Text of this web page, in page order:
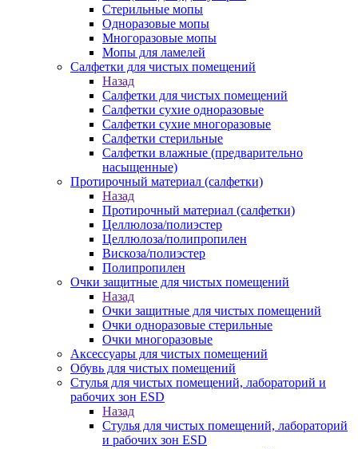
Стерильные мопы
Одноразовые мопы
Многоразовые мопы
Мопы для ламелей
Салфетки для чистых помещений
Назад
Салфетки для чистых помещений
Салфетки сухие одноразовые
Салфетки сухие многоразовые
Салфетки стерильные
Салфетки влажные (предварительно
насыщенные)
Протирочный материал (салфетки)
Назад
Протирочный материал (салфетки)
Целлюлоза/полиэстер
Целлюлоза/полипропилен
Вискоза/полиэстер
Полипропилен
Очки защитные для чистых помещений
Назад
Очки защитные для чистых помещений
Очки одноразовые стерильные
Очки многоразовые
Аксессуары для чистых помещений
Обувь для чистых помещений
Стулья для чистых помещений, лабораторий и
рабочих зон ESD
Назад
Стулья для чистых помещений, лабораторий
и рабочих зон ESD